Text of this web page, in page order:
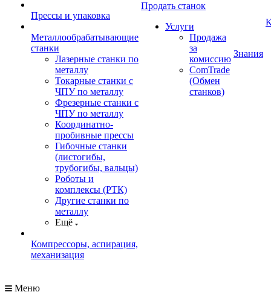
Прессы и упаковка
Металлообрабатывающие
станки
Лазерные станки по
металлу
Токарные станки с
ЧПУ по металлу
Фрезерные станки с
ЧПУ по металлу
Координатно-
пробивные прессы
Гибочные станки
(листогибы,
трубогибы, вальцы)
Роботы и
комплексы (РТК)
Другие станки по
металлу
Ещё
Компрессоры, аспирация,
механизация
Продать станок
Услуги
Продажа
за
комиссию
ComTrade
(Обмен
станков)
Знания
Меню